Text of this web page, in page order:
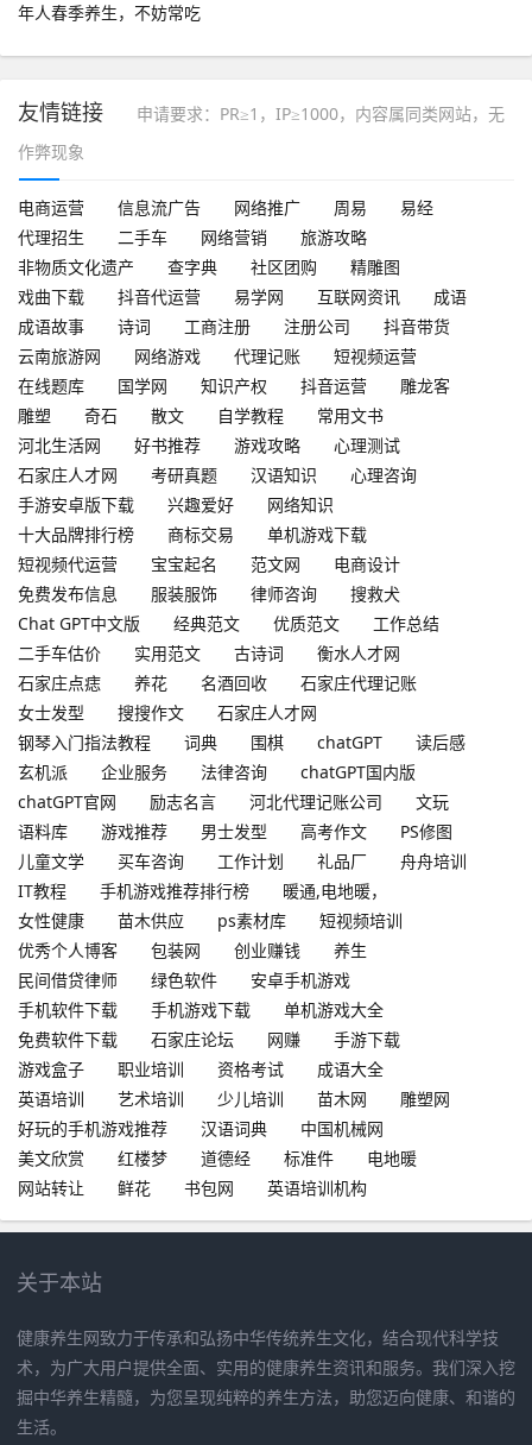
年人春季养生，不妨常吃
友情链接
申请要求：PR≥1，IP≥1000，内容属同类网站，无
作弊现象
电商运营 信息流广告 网络推广 周易
易经
代理招生
二手车 网络营销
旅游攻略
非物质文化遗产
查字典 社区团购
精雕图
戏曲下载
抖音代运营 易学网 互联网资讯
成语
成语故事
诗词 工商注册 注册公司
抖音带货
云南旅游网
网络游戏 代理记账
短视频运营
在线题库
国学网 知识产权 抖音运营
雕龙客
雕塑
奇石 散文 自学教程
常用文书
河北生活网
好书推荐 游戏攻略
心理测试
石家庄人才网
考研真题 汉语知识
心理咨询
手游安卓版下载
兴趣爱好
网络知识
十大品牌排行榜
商标交易
单机游戏下载
短视频代运营
宝宝起名 范文网
电商设计
免费发布信息
服装服饰 律师咨询
搜救犬
Chat GPT中文版
经典范文 优质范文
工作总结
二手车估价
实用范文 古诗词
衡水人才网
石家庄点痣
养花 名酒回收
石家庄代理记账
女士发型
搜搜作文
石家庄人才网
钢琴入门指法教程
词典 围棋 chatGPT
读后感
玄机派
企业服务 法律咨询
chatGPT国内版
chatGPT官网
励志名言 河北代理记账公司
文玩
语料库
游戏推荐 男士发型 高考作文
PS修图
儿童文学
买车咨询 工作计划 礼品厂
舟舟培训
IT教程
手机游戏推荐排行榜
暖通,电地暖，
女性健康
苗木供应 ps素材库
短视频培训
优秀个人博客
包装网 创业赚钱
养生
民间借贷律师
绿色软件
安卓手机游戏
手机软件下载
手机游戏下载
单机游戏大全
免费软件下载
石家庄论坛 网赚
手游下载
游戏盒子
职业培训 资格考试
成语大全
英语培训
艺术培训 少儿培训 苗木网
雕塑网
好玩的手机游戏推荐
汉语词典
中国机械网
美文欣赏
红楼梦 道德经 标准件
电地暖
网站转让
鲜花 书包网 英语培训机构
关于本站
健康养生网致力于传承和弘扬中华传统养生文化，结合现代科学技
术，为广大用户提供全面、实用的健康养生资讯和服务。我们深入挖
掘中华养生精髓，为您呈现纯粹的养生方法，助您迈向健康、和谐的
生活。